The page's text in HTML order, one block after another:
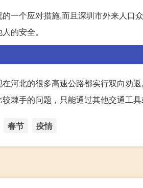
一个应对措施,而且深圳市外来人口
的安全。
河北的很多高速公路都实行双向劝
棘手的问题，只能通过其他交通工具
春节 疫情